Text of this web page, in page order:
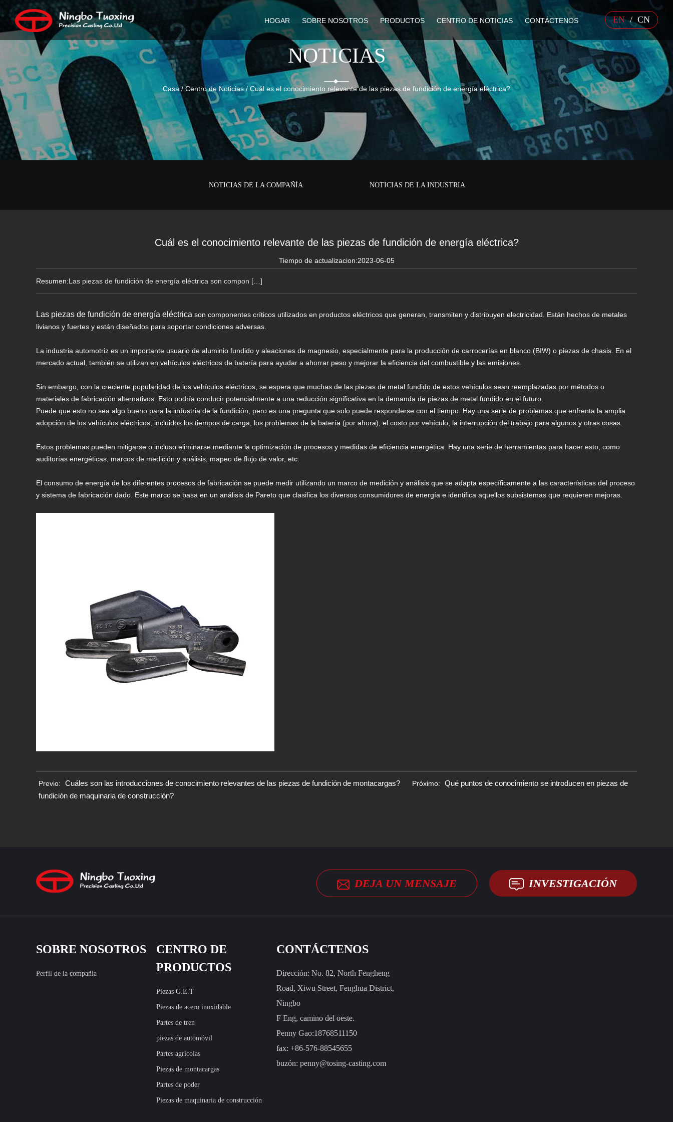
HOGAR SOBRE NOSOTROS PRODUCTOS CENTRO DE NOTICIAS CONTÁCTENOS EN / CN
NOTICIAS
Casa/Centro de Noticias/Cuál es el conocimiento relevante de las piezas de fundición de energía eléctrica?
NOTICIAS DE LA COMPAÑÍA NOTICIAS DE LA INDUSTRIA
Cuál es el conocimiento relevante de las piezas de fundición de energía eléctrica?
Tiempo de actualizacion:2023-06-05
Resumen:Las piezas de fundición de energía eléctrica son compon […]
Las piezas de fundición de energía eléctrica son componentes críticos utilizados en productos eléctricos que generan, transmiten y distribuyen electricidad. Están hechos de metales
livianos y fuertes y están diseñados para soportar condiciones adversas.
La industria automotriz es un importante usuario de aluminio fundido y aleaciones de magnesio, especialmente para la producción de carrocerías en blanco (BIW) o piezas de chasis. En el
mercado actual, también se utilizan en vehículos eléctricos de batería para ayudar a ahorrar peso y mejorar la eficiencia del combustible y las emisiones.
Sin embargo, con la creciente popularidad de los vehículos eléctricos, se espera que muchas de las piezas de metal fundido de estos vehículos sean reemplazadas por métodos o
materiales de fabricación alternativos. Esto podría conducir potencialmente a una reducción significativa en la demanda de piezas de metal fundido en el futuro.
Puede que esto no sea algo bueno para la industria de la fundición, pero es una pregunta que solo puede responderse con el tiempo. Hay una serie de problemas que enfrenta la amplia
adopción de los vehículos eléctricos, incluidos los tiempos de carga, los problemas de la batería (por ahora), el costo por vehículo, la interrupción del trabajo para algunos y otras cosas.
Estos problemas pueden mitigarse o incluso eliminarse mediante la optimización de procesos y medidas de eficiencia energética. Hay una serie de herramientas para hacer esto, como
auditorías energéticas, marcos de medición y análisis, mapeo de flujo de valor, etc.
El consumo de energía de los diferentes procesos de fabricación se puede medir utilizando un marco de medición y análisis que se adapta específicamente a las características del proceso
y sistema de fabricación dado. Este marco se basa en un análisis de Pareto que clasifica los diversos consumidores de energía e identifica aquellos subsistemas que requieren mejoras.
Previo: Cuáles son las introducciones de conocimiento relevantes de las piezas de fundición de montacargas? Próximo:
Qué puntos de conocimiento se introducen en piezas de
fundición de maquinaria de construcción?
DEJA UN MENSAJE INVESTIGACIÓN
SOBRE NOSOTROS
Perfil de la compañía
CENTRO DE
PRODUCTOS
Piezas G.E.T
Piezas de acero inoxidable
Partes de tren
piezas de automóvil
Partes agrícolas
Piezas de montacargas
Partes de poder
Piezas de maquinaria de construcción
CONTÁCTENOS
Dirección: No. 82, North Fengheng
Road, Xiwu Street, Fenghua District,
Ningbo
F Eng, camino del oeste.
Penny Gao:18768511150
fax: +86-576-88545655
buzón: penny@tosing-casting.com